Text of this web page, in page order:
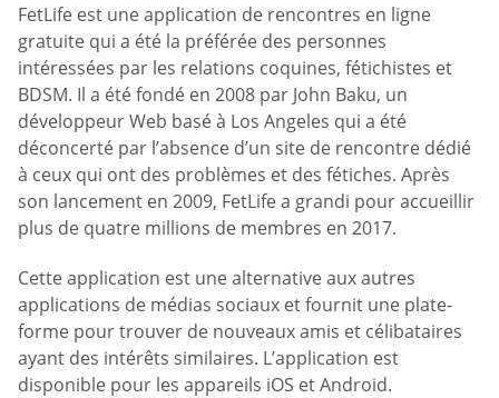
FetLife est une application de rencontres en ligne
gratuite qui a été la préférée des personnes
intéressées par les relations coquines, fétichistes et
BDSM. Il a été fondé en 2008 par John Baku, un
développeur Web basé à Los Angeles qui a été
déconcerté par l’absence d’un site de rencontre dédié
à ceux qui ont des problèmes et des fétiches. Après
son lancement en 2009, FetLife a grandi pour accueillir
plus de quatre millions de membres en 2017.
Cette application est une alternative aux autres
applications de médias sociaux et fournit une plate-
forme pour trouver de nouveaux amis et célibataires
ayant des intérêts similaires. L’application est
disponible pour les appareils iOS et Android.